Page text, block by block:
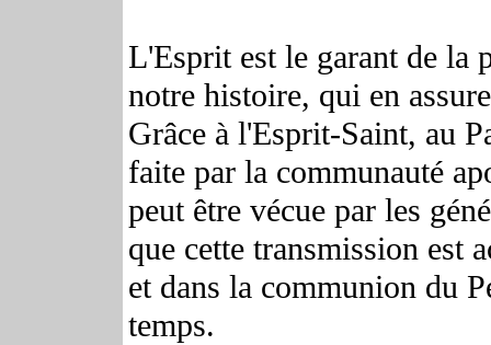
L'Esprit est le garant de la
notre histoire, qui en
Grâce à l'Esprit-Saint, au
faite par la communauté
peut être vécue par les
que cette transmission est
et dans la communion du
temps.